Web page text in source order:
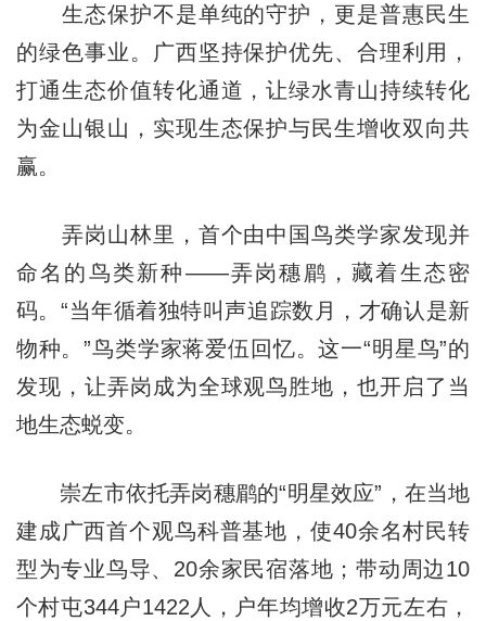
生态保护不是单纯的守护，更是普惠民生
的绿色事业。广西坚持保护优先、合理利用，
打通生态价值转化通道，让绿水青山持续转化
为金山银山，实现生态保护与民生增收双向共
赢。
弄岗山林里，首个由中国鸟类学家发现并
命名的鸟类新种——弄岗穗鹛，藏着生态密
码。“当年循着独特叫声追踪数月，才确认是新
物种。”鸟类学家蒋爱伍回忆。这一“明星鸟”的
发现，让弄岗成为全球观鸟胜地，也开启了当
地生态蜕变。
崇左市依托弄岗穗鹛的“明星效应”，在当地
建成广西首个观鸟科普基地，使40余名村民转
型为专业鸟导、20余家民宿落地；带动周边10
个村屯344户1422人，户年均增收2万元左右，